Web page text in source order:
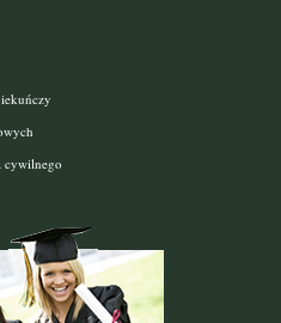
cywilnego